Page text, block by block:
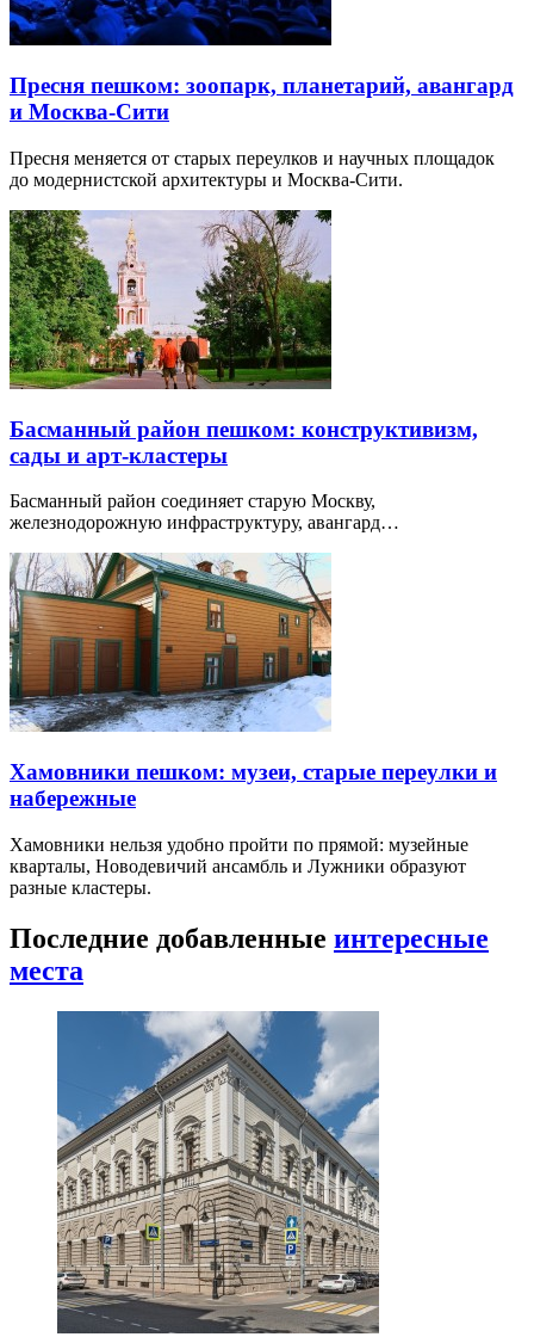
Пресня пешком: зоопарк, планетарий, авангард
и Москва-Сити
Пресня меняется от старых переулков и научных площадок
до модернистской архитектуры и Москва-Сити.
Басманный район пешком: конструктивизм,
сады и арт-кластеры
Басманный район соединяет старую Москву,
железнодорожную инфраструктуру, авангард…
Хамовники пешком: музеи, старые переулки и
набережные
Хамовники нельзя удобно пройти по прямой: музейные
кварталы, Новодевичий ансамбль и Лужники образуют
разные кластеры.
Последние добавленные интересные
места